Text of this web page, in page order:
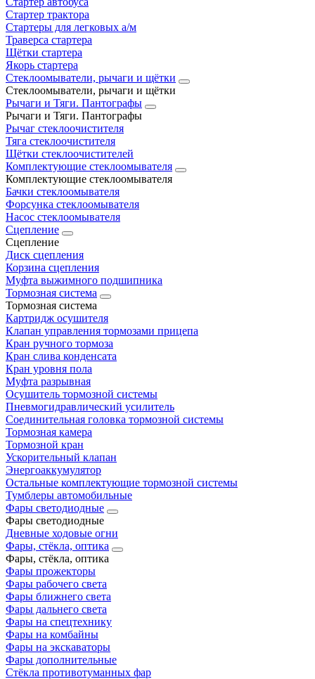
Стартер трактора
Стартеры для легковых а/м
Траверса стартера
Щётки стартера
Якорь стартера
Стеклоомыватели, рычаги и щётки
Стеклоомыватели, рычаги и щётки
Рычаги и Тяги. Пантографы
Рычаги и Тяги. Пантографы
Рычаг стеклоочистителя
Тяга стеклоочистителя
Щётки стеклоочистителей
Комплектующие стеклоомывателя
Комплектующие стеклоомывателя
Бачки стеклоомывателя
Форсунка стеклоомывателя
Насос стеклоомывателя
Сцепление
Сцепление
Диск сцепления
Корзина сцепления
Муфта выжимного подшипника
Тормозная система
Тормозная система
Картридж осушителя
Клапан управления тормозами прицепа
Кран ручного тормоза
Кран слива конденсата
Кран уровня пола
Муфта разрывная
Осушитель тормозной системы
Пневмогидравлический усилитель
Соединительная головка тормозной системы
Тормозная камера
Тормозной кран
Ускорительный клапан
Энергоаккумулятор
Остальные комплектующие тормозной системы
Тумблеры автомобильные
Фары светодиодные
Фары светодиодные
Дневные ходовые огни
Фары, стёкла, оптика
Фары, стёкла, оптика
Фары прожекторы
Фары рабочего света
Фары ближнего света
Фары дальнего света
Фары на спецтехнику
Фары на комбайны
Фары на экскаваторы
Фары дополнительные
Стёкла противотуманных фар